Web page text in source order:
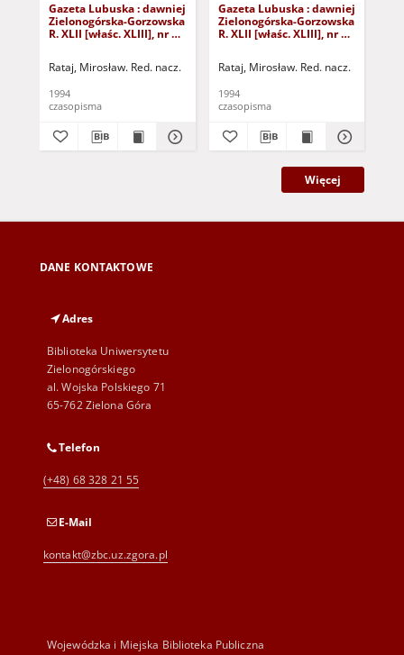
Gazeta Lubuska : dawniej
Zielonogórska-Gorzowska
R. XLII [właśc. XLIII], nr 14
Rataj, Mirosław. Red. nacz.
1994
czasopisma
Gazeta Lubuska : dawniej
Zielonogórska-Gorzowska
R. XLII [właśc. XLIII], nr 8
Rataj, Mirosław. Red. nacz.
1994
czasopisma
Więcej
DANE KONTAKTOWE
Adres
Biblioteka Uniwersytetu
Zielonogórskiego
al. Wojska Polskiego 71
65-762 Zielona Góra
Telefon
(+48) 68 328 21 55
E-Mail
kontakt@zbc.uz.zgora.pl
Wojewódzka i Miejska Biblioteka Publiczna